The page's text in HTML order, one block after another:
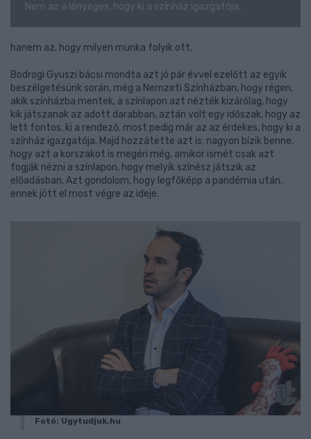
Nem az a lényeges, hogy ki a színház igazgatója,
hanem az, hogy milyen munka folyik ott.
Bodrogi Gyuszi bácsi mondta azt jó pár évvel ezelőtt az egyik
beszélgetésünk során, még a Nemzeti Színházban, hogy régen,
akik színházba mentek, a színlapon azt nézték kizárólag, hogy
kik játszanak az adott darabban, aztán volt egy időszak, hogy az
lett fontos, ki a rendező, most pedig már az az érdekes, hogy ki a
színház igazgatója. Majd hozzátette azt is: nagyon bízik benne,
hogy azt a korszakot is megéri még, amikor ismét csak azt
fogják nézni a színlapon, hogy melyik színész játszik az
előadásban. Azt gondolom, hogy legfőképp a pandémia után,
ennek jött el most végre az ideje.
Fotó: Ugytudjuk.hu